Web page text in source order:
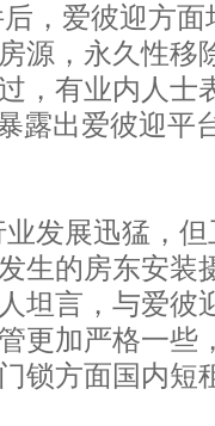
，爱彼迎方
源，永久性移
，有业内人士
露出爱彼迎平
发展迅猛，
生的房东安装
坦言，与爱彼
更加严格一些
锁方面国内短